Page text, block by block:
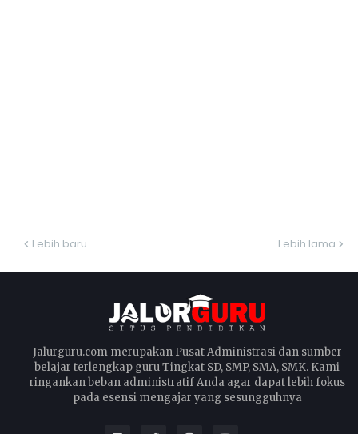
Lebih baru Lebih lama
Jalurguru.com merupakan Pusat Administrasi dan sumber
belajar terlengkap guru Tingkat SD, SMP, SMA, SMK. Kami
ringankan beban administratif Anda agar dapat lebih fokus
pada esensi mengajar yang sesungguhnya